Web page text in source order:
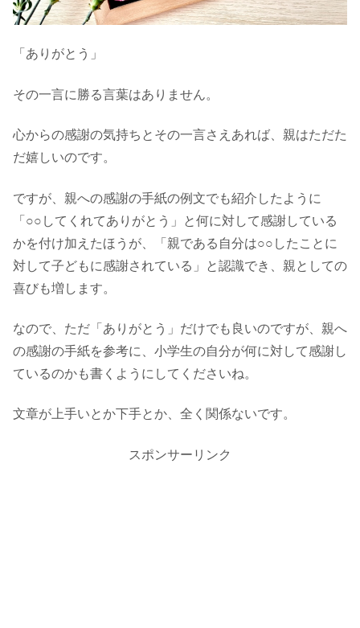
「ありがとう」
その一言に勝る言葉はありません。
心からの感謝の気持ちとその一言さえあれば、親はただた
だ嬉しいのです。
ですが、親への感謝の手紙の例文でも紹介したように
「○○してくれてありがとう」と何に対して感謝している
かを付け加えたほうが、「親である自分は○○したことに
対して子どもに感謝されている」と認識でき、親としての
喜びも増します。
なので、ただ「ありがとう」だけでも良いのですが、親へ
の感謝の手紙を参考に、小学生の自分が何に対して感謝し
ているのかも書くようにしてくださいね。
文章が上手いとか下手とか、全く関係ないです。
スポンサーリンク